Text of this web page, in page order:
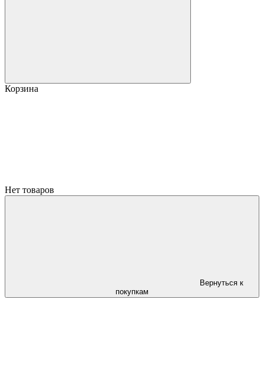
Корзина
Нет товаров
Вернуться к
покупкам